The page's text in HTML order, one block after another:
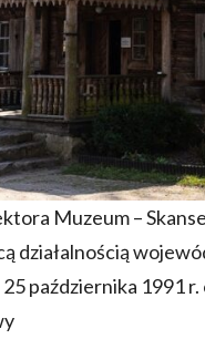
Muzeum –
działalnością
października 1991